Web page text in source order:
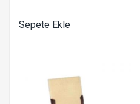
Sepete Ekle